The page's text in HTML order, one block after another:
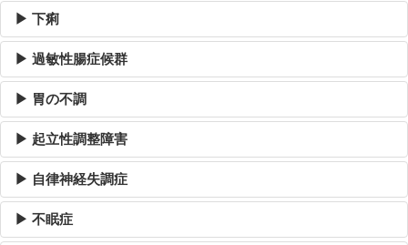
▶ 下痢
▶ 過敏性腸症候群
▶ 胃の不調
▶ 起立性調整障害
▶ 自律神経失調症
▶ 不眠症